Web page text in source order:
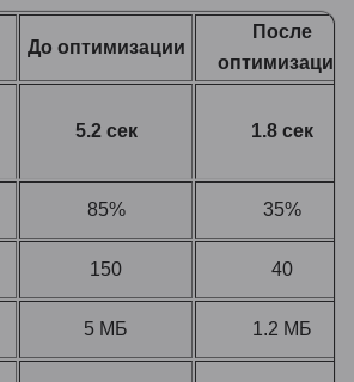
До оптимизации
После
оптимизации
5.2 сек 1.8 сек
85% 35%
150 40
5 МБ 1.2 МБ